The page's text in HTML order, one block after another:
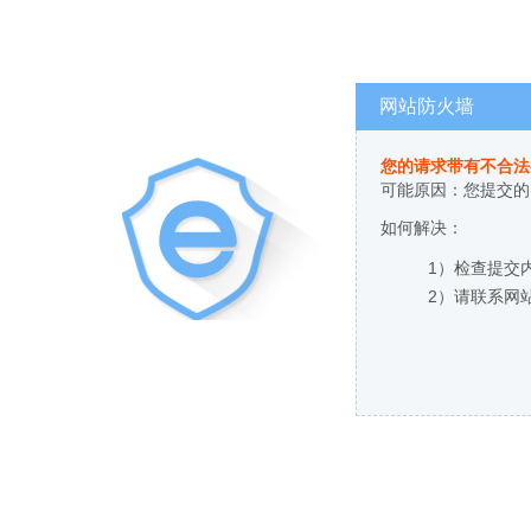
网站防火墙
您的请求带有不合
可能原因：您提交
如何解决：
1）检查提交
2）请联系网